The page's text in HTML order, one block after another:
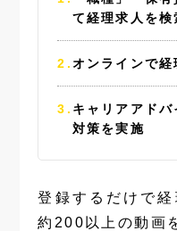
て経理求人を検
オンラインで
キャリアアド
対策を実施
登録するだけで
約200以上の動画